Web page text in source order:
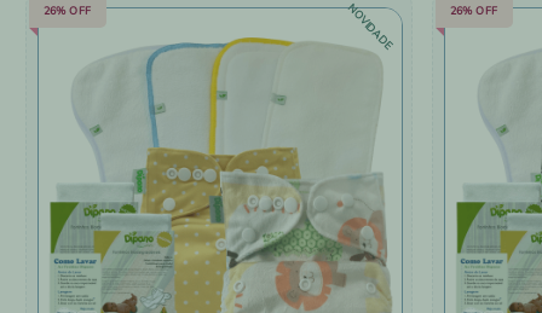
26% OFF NOVIDADE 26% OFF